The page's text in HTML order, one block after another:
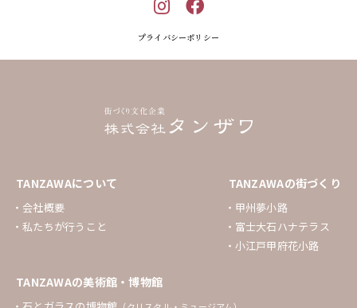
プライバシーポリシー
TANZAWAについて
会社概要
私たちが行うこと
TANZAWAの街づくり
甲州夢小路
富士大石ハナテラス
小江戸甲府花小路
TANZAWAの美術館・博物館